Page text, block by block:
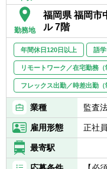
勤務地
福岡県 福岡市
ル 7階
年間休日120日以上 語
リモートワーク／在宅勤務（
フレックス出勤／時差出勤（
業種 監査
雇用形態 正社員
最寄駅